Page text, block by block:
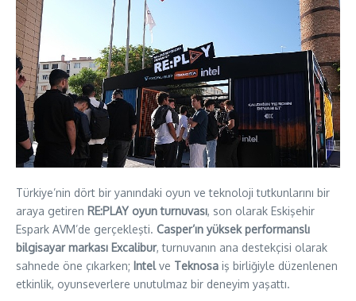
Türkiye’nin dört bir yanındaki oyun ve teknoloji tutkunlarını bir
araya getiren RE:PLAY oyun turnuvası, son olarak Eskişehir
Espark AVM’de gerçekleşti. Casper’ın yüksek performanslı
bilgisayar markası Excalibur, turnuvanın ana destekçisi olarak
sahnede öne çıkarken; Intelve Teknosa iş birliğiyle düzenlenen
etkinlik, oyunseverlere unutulmaz bir deneyim yaşattı.